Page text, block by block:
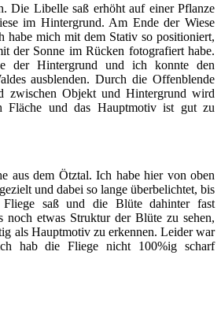
Die Libelle saß erhöht auf einer Pflanze
im Hintergrund. Am Ende der Wiese
habe mich mit dem Stativ so positioniert,
der Sonne im Rücken fotografiert habe.
der Hintergrund und ich konnte den
ausblenden. Durch die Offenblende
zwischen Objekt und Hintergrund wird
Fläche und das Hauptmotiv ist gut zu
aus dem Ötztal. Ich habe hier von oben
und dabei so lange überbelichtet, bis
saß und die Blüte dahinter fast
noch etwas Struktur der Blüte zu sehen,
als Hauptmotiv zu erkennen. Leider war
hab die Fliege nicht 100%ig scharf